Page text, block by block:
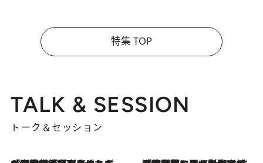
特集 TOP
TALK & SESSION
トーク＆セッション